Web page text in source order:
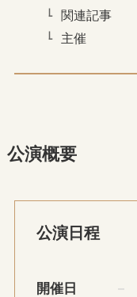
関連記事
主催
公演概要
公演日程
開催日